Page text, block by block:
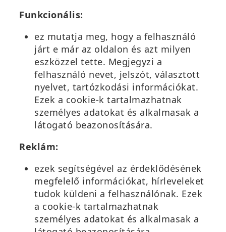
Funkcionális:
ez mutatja meg, hogy a felhasználó
járt e már az oldalon és azt milyen
eszközzel tette. Megjegyzi a
felhasználó nevet, jelszót, választott
nyelvet, tartózkodási információkat.
Ezek a cookie-k tartalmazhatnak
személyes adatokat és alkalmasak a
látogató beazonosítására.
Reklám:
ezek segítségével az érdeklődésének
megfelelő információkat, hírleveleket
tudok küldeni a felhasználónak. Ezek
a cookie-k tartalmazhatnak
személyes adatokat és alkalmasak a